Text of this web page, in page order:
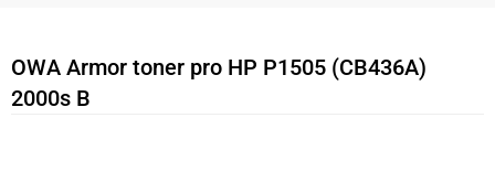
OWA Armor toner pro HP P1505 (CB436A)
2000s B